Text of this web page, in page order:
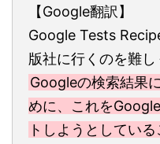
【Google翻訳】
Google Tests
版社に行くのを難し
Googleの検索結果
めに、これを
トしようとしてい